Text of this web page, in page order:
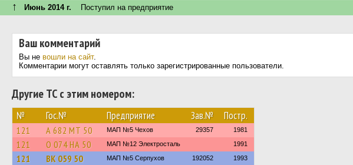
↑ Июнь 2014 г. Поступил на предприятие
Ваш комментарий
Вы не вошли на сайт.
Комментарии могут оставлять только зарегистрированные пользователи.
Другие ТС с этим номером:
№ Гос.№ Предприятие Зав.№ Постр.
121 А 682 МТ 50 МАП №5 Чехов 29357 1981
121 О 074 НА 50 МАП №12 Электросталь 1991
121 ВК 059 50 МАП №5 Серпухов 192052 1993